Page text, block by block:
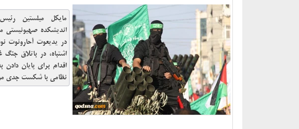
مایکل میلستین
اندیشکده صهیونیستی
در یدیعوت آحارونوت
اشتباه، در باتلاق
اقدام برای پایان
نظامی با شکست جدی